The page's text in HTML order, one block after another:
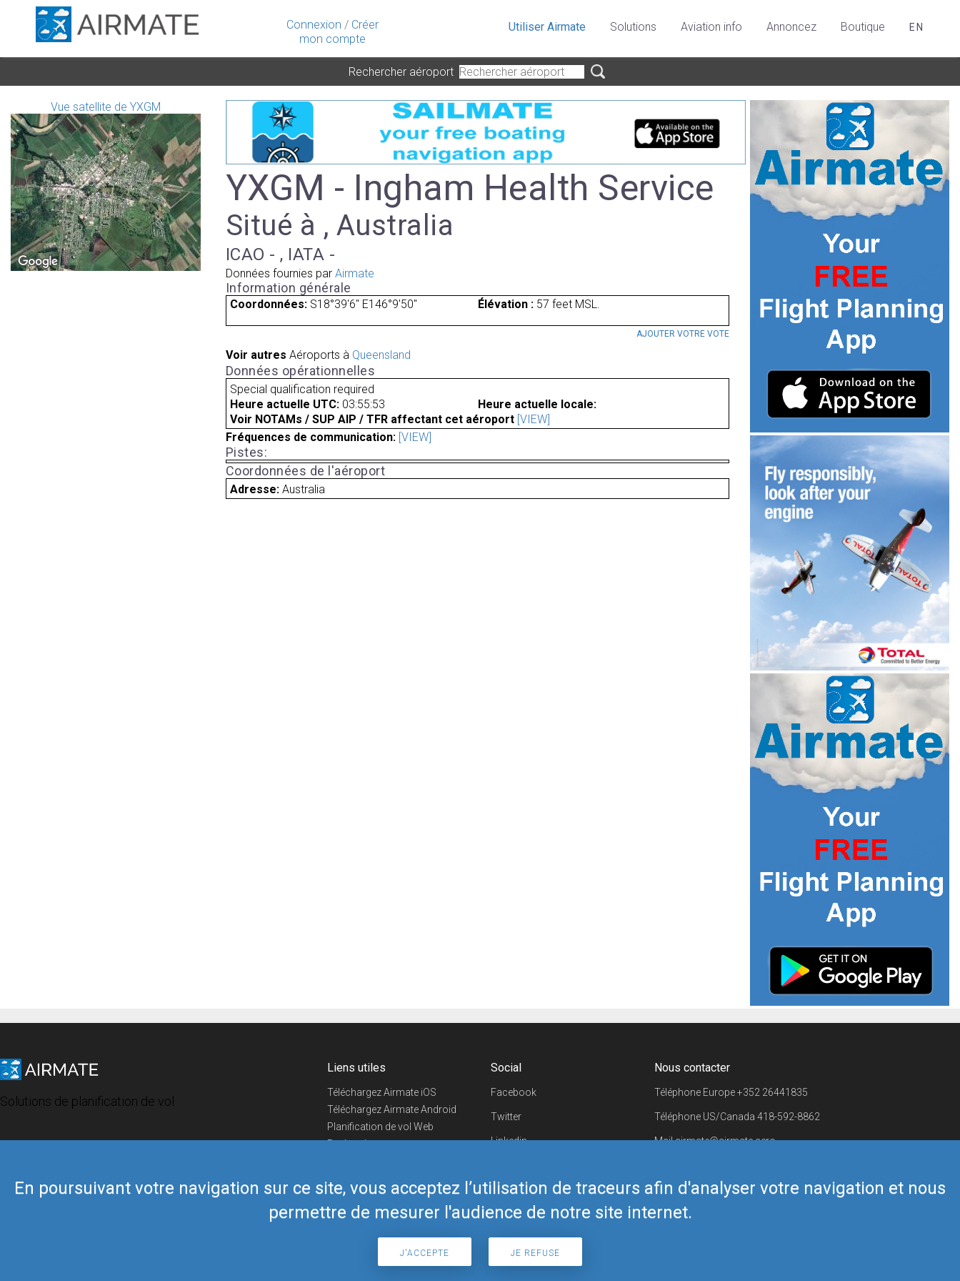
Connexion / Créer
mon compte
En poursuivant votre navigation sur ce site, vous acceptez l’utilisation de traceurs afin d'analyser votre navigation et nous
permettre de mesurer l'audience de notre site internet.
J'ACCEPTE JE REFUSE
Utiliser Airmate Solutions Aviation info Annoncez Boutique EN
Rechercher aéroport
Vue satellite de YXGM
YXGM - Ingham Health Service
Situé à , Australia
ICAO - , IATA -
Données fournies par Airmate
Information générale
Coordonnées: S18°39'6" E146°9'50" Élévation :57 feet MSL.
AJOUTER VOTRE VOTE
Voir autres Aéroports à Queensland
Données opérationnelles
Special qualification required
Heure actuelle UTC: 03:55:53
Heure actuelle locale:
Voir NOTAMs / SUP AIP / TFR affectant cet aéroport [VIEW]
Fréquences de communication: [VIEW]
Pistes:
Coordonnées de l'aéroport
Adresse:Australia
Solutions de planification de vol
Liens utiles
Téléchargez Airmate iOS
Téléchargez Airmate Android
Planification de vol Web
Recherche
Boutique Airmate
Social
Facebook
Twitter
Linkedin
Telegram
Nous contacter
Téléphone Europe+352 26441835
Téléphone US/Canada 418-592-8862
Mailairmate@airmate.aero